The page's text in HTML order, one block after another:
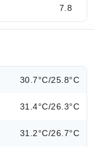
7.8
30.7°C/25.8°C
31.4°C/26.3°C
31.2°C/26.7°C